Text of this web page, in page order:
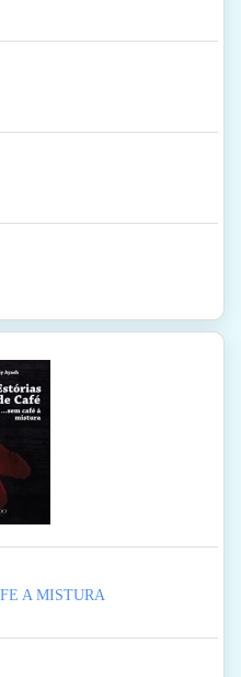
A MISTURA